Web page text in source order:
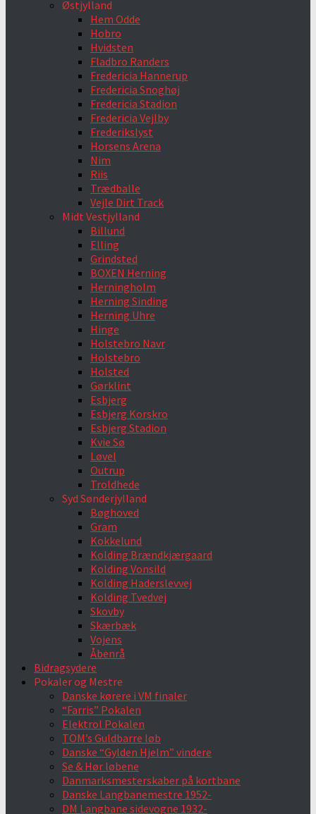
Østjylland
Hem Odde
Hobro
Hvidsten
Fladbro Randers
Fredericia Hannerup
Fredericia Snoghøj
Fredericia Stadion
Fredericia Vejlby
Frederikslyst
Horsens Arena
Nim
Riis
Trædballe
Vejle Dirt Track
Midt Vestjylland
Billund
Elling
Grindsted
BOXEN Herning
Herningholm
Herning Sinding
Herning Uhre
Hinge
Holstebro Navr
Holstebro
Holsted
Gørklint
Esbjerg
Esbjerg Korskro
Esbjerg Stadion
Kvie Sø
Løvel
Outrup
Troldhede
Syd Sønderjylland
Bøghoved
Gram
Kokkelund
Kolding Brændkjærgaard
Kolding Vonsild
Kolding Haderslevvej
Kolding Tvedvej
Skovby
Skærbæk
Vojens
Åbenrå
Bidragsydere
Pokaler og Mestre
Danske kørere i VM finaler
“Farris” Pokalen
Elektrol Pokalen
TOM’s Guldbarre løb
Danske “Gylden Hjelm” vindere
Se & Hør løbene
Danmarksmesterskaber på kortbane
Danske Langbanemestre 1952-
DM Langbane sidevogne 1932-